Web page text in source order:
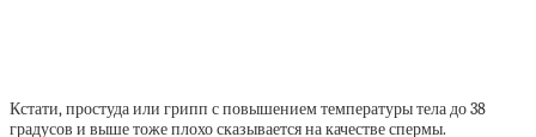
Кстати, простуда или грипп с повышением температуры тела до 38
градусов и выше тоже плохо сказывается на качестве спермы.